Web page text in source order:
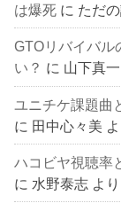
は爆死 に ただ
GTOリバイバル
い？ に 山下真一
ユニチケ課題曲
に 田中心々美
ハコビヤ視聴率
に 水野泰志 より